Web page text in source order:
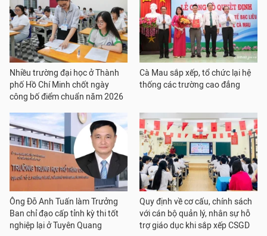
Nhiều trường đại học ở Thành
phố Hồ Chí Minh chốt ngày
công bố điểm chuẩn năm 2026
Cà Mau sắp xếp, tổ chức lại hệ
thống các trường cao đẳng
Ông Đỗ Anh Tuấn làm Trưởng
Ban chỉ đạo cấp tỉnh kỳ thi tốt
nghiệp lại ở Tuyên Quang
Quy định về cơ cấu, chính sách
với cán bộ quản lý, nhân sự hỗ
trợ giáo dục khi sắp xếp CSGD